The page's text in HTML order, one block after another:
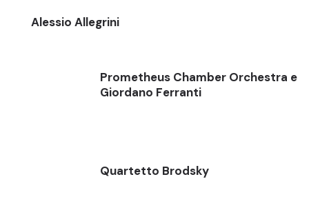
Alessio Allegrini
Prometheus Chamber Orchestra e
Giordano Ferranti
Quartetto Brodsky